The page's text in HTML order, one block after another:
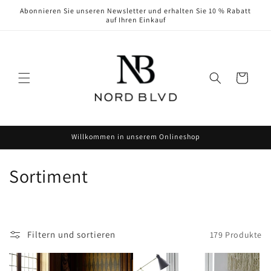
zum
Abonnieren Sie unseren Newsletter und erhalten Sie 10 % Rabatt
auf Ihren Einkauf
Warenkorb
Willkommen in unserem Onlineshop
K
e
Sortiment
Filtern und sortieren 179 Produkte